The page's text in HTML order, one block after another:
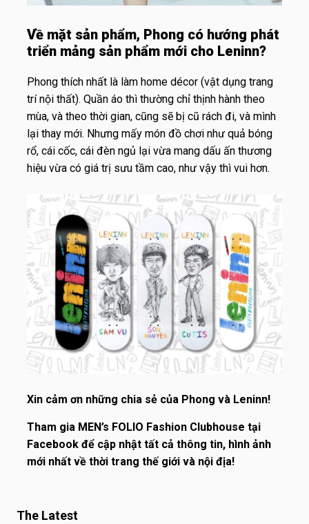
Về mặt sản phẩm, Phong có hướng phát
triển mảng sản phẩm mới cho Leninn?
Phong thích nhất là làm home décor (vật dụng trang
trí nội thất). Quần áo thì thường chỉ thịnh hành theo
mùa, và theo thời gian, cũng sẽ bị cũ rách đi, và mình
lại thay mới. Nhưng mấy món đồ chơi như quả bóng
rổ, cái cốc, cái đèn ngủ lại vừa mang dấu ấn thương
hiệu vừa có giá trị sưu tầm cao, như vậy thì vui hơn.
Xin cảm ơn những chia sẻ của Phong và Leninn!
Tham gia MEN’s FOLIO Fashion Clubhouse tại
Facebook để cập nhật tất cả thông tin, hình ảnh
mới nhất về thời trang thế giới và nội địa!
The Latest